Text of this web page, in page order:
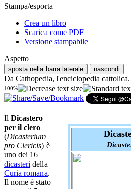
Stampa/esporta
Crea un libro
Scarica come PDF
Versione stampabile
Aspetto
sposta nella barra laterale nascondi
Da Cathopedia, l'enciclopedia cattolica.
100%
Il Dicastero
per il clero
(Dicasterium
pro Clericis) è
uno dei 16
dicasteri della
Curia romana.
Il nome è stato